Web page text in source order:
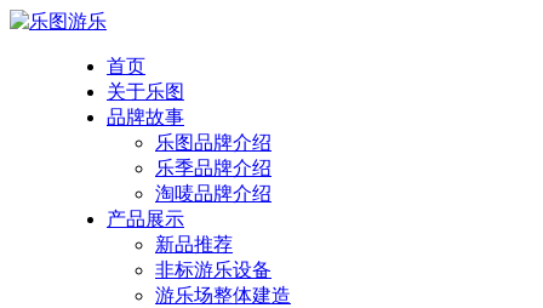
首页
关于乐图
品牌故事
乐图品牌介绍
乐季品牌介绍
淘唛品牌介绍
产品展示
新品推荐
非标游乐设备
游乐场整体建造